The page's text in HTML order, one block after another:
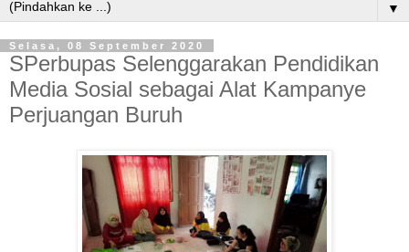
▼
Selasa, 08 September 2020
SPerbupas Selenggarakan Pendidikan
Media Sosial sebagai Alat Kampanye
Perjuangan Buruh